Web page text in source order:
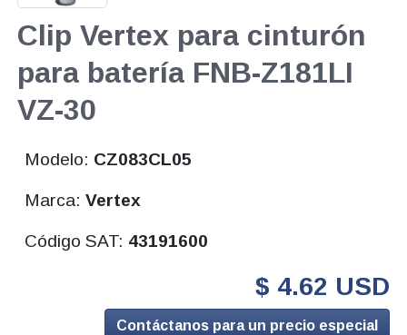
Clip Vertex para cinturón
para batería FNB-Z181LI
VZ-30
Modelo: CZ083CL05
Marca:Vertex
Código SAT: 43191600
$ 4.62 USD
Contáctanos para un precio especial